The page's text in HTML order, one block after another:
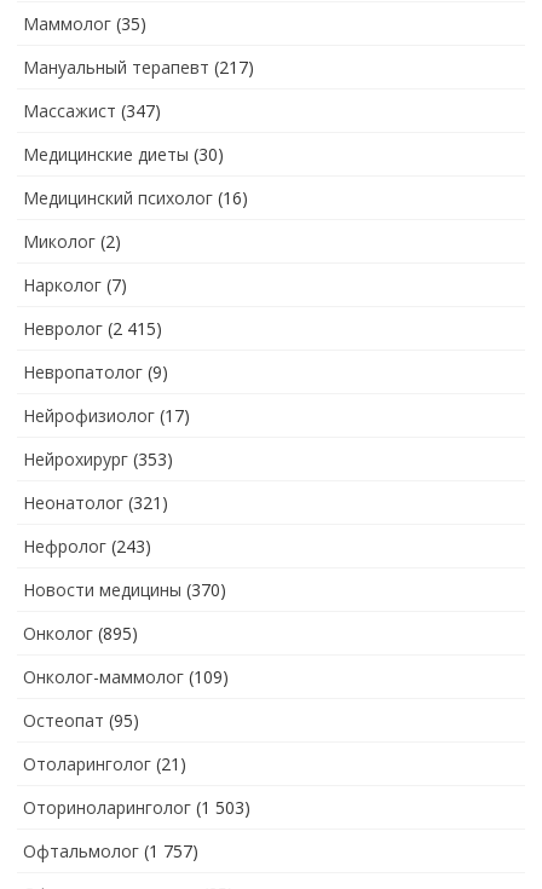
Маммолог (35)
Мануальный терапевт (217)
Массажист (347)
Медицинские диеты (30)
Медицинский психолог (16)
Миколог (2)
Нарколог (7)
Невролог (2 415)
Невропатолог (9)
Нейрофизиолог (17)
Нейрохирург (353)
Неонатолог (321)
Нефролог (243)
Новости медицины (370)
Онколог (895)
Онколог-маммолог (109)
Остеопат (95)
Отоларинголог (21)
Оториноларинголог (1 503)
Офтальмолог (1 757)